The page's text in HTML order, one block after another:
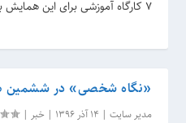
۷ کارگاه آموزشی برای این همایش برنامه‌ریزی شده است.
«نگاه شخصی» در ششمین همایش ۱۰ روز
مدیر سایت | 14 آذر 1396 | خبر |